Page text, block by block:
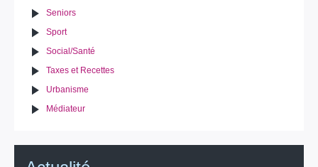
Seniors
Sport
Social/Santé
Taxes et Recettes
Urbanisme
Médiateur